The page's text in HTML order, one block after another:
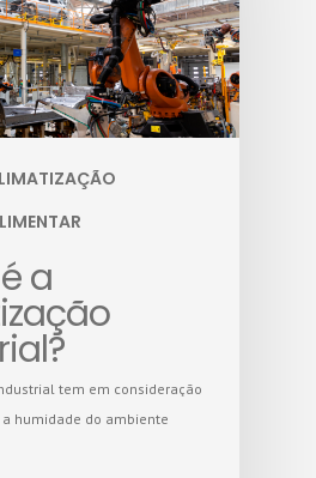
a
tem em consideração
humidade do ambiente